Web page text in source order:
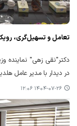
تعامل و تسهیل‌گری،
دکتر"نقی زهی" نماینده
در دیدار با مدیر عامل
۱۴۰۴-۰۷-۲۶ ۱۲:۰۶